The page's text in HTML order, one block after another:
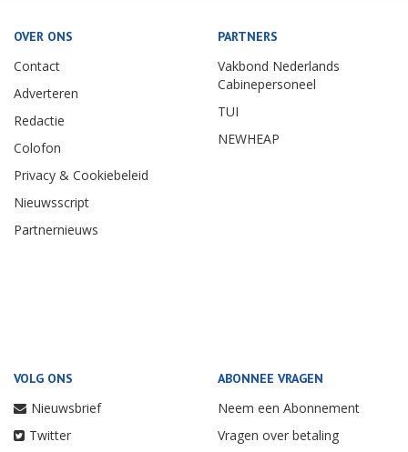
OVER ONS
Contact
Adverteren
Redactie
Colofon
Privacy & Cookiebeleid
Nieuwsscript
Partnernieuws
PARTNERS
Vakbond Nederlands
Cabinepersoneel
TUI
NEWHEAP
VOLG ONS
Nieuwsbrief
Twitter
ABONNEE VRAGEN
Neem een Abonnement
Vragen over betaling